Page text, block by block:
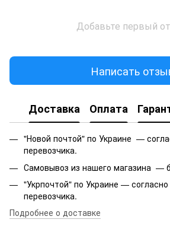
Добавьте первый
Написать
Доставка Оплата
"Новой почтой" по Украине —
перевозчика.
Самовывоз из нашего магазина —
"Укрпочтой" по Украине —
перевозчика.
Подробнее о доставке